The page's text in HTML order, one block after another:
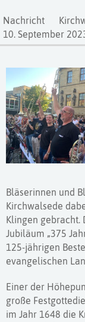
Nachricht
10. September
Bläserinnen und
Kirchwalsede
Klingen gebracht.
Jubiläum „375
125-jährigen
evangelischen
Einer der
große
im Jahr 1648 die